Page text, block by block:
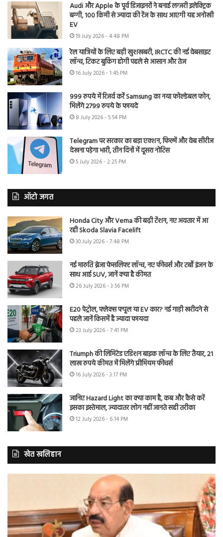
Audi और Apple के पूर्व डिजाइनरों ने बनाई लग्जरी इलेक्ट्रिक
बग्गी, 100 किमी से ज्यादा की रेंज के साथ आएगी यह अनोखी
EV
19 July 2026 - 4:48 PM
रेल यात्रियों के लिए बड़ी खुशखबरी, IRCTC की नई वेबसाइट
लॉन्च, टिकट बुकिंग होगी पहले से आसान और तेज
16 July 2026 - 1:45 PM
999 रुपये में रिजर्व करें Samsung का नया फोल्डेबल फोन,
मिलेंगे 2799 रुपये के फायदे
8 July 2026 - 5:54 PM
Telegram पर सरकार का बड़ा एक्शन, फिल्में और वेब सीरीज
देखना पड़ेगा भारी, तीन दिनों में दूसरा नोटिस
5 July 2026 - 2:25 PM
ऑटो जगत
Honda City और Verna की बढ़ी टेंशन, नए अवतार में आ
रही Skoda Slavia Facelift
30 July 2026 - 7:48 PM
नई मारुति ब्रेजा फेसलिफ्ट लॉन्च, नए फीचर्स और टर्बो इंजन के
साथ आई SUV, जानें क्या है कीमत
26 July 2026 - 3:56 PM
E20 पेट्रोल, फ्लेक्स फ्यूल या EV कार? नई गाड़ी खरीदने से
पहले जानें किसमें है ज्यादा फायदा
23 July 2026 - 7:41 PM
Triumph की लिमिटेड एडिशन बाइक लॉन्च के लिए तैयार, 21
लाख रुपये कीमत में मिलेंगे प्रीमियम फीचर्स
16 July 2026 - 3:17 PM
जानिए Hazard Light का क्या काम है, कब और कैसे करें
इसका इस्तेमाल, ज्यादातर लोग नहीं जानते सही तरीका
12 July 2026 - 6:14 PM
खेत खलिहान